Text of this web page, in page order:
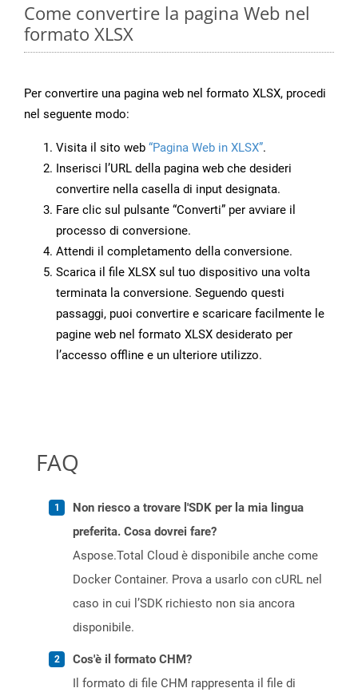
Come convertire la pagina Web nel
formato XLSX
Per convertire una pagina web nel formato XLSX, procedi
nel seguente modo:
Visita il sito web “Pagina Web in XLSX”.
Inserisci l’URL della pagina web che desideri
convertire nella casella di input designata.
Fare clic sul pulsante “Converti” per avviare il
processo di conversione.
Attendi il completamento della conversione.
Scarica il file XLSX sul tuo dispositivo una volta
terminata la conversione. Seguendo questi
passaggi, puoi convertire e scaricare facilmente le
pagine web nel formato XLSX desiderato per
l’accesso offline e un ulteriore utilizzo.
FAQ
Non riesco a trovare l'SDK per la mia lingua
preferita. Cosa dovrei fare?
Aspose.Total Cloud è disponibile anche come
Docker Container. Prova a usarlo con cURL nel
caso in cui l’SDK richiesto non sia ancora
disponibile.
Cos'è il formato CHM?
Il formato di file CHM rappresenta il file di